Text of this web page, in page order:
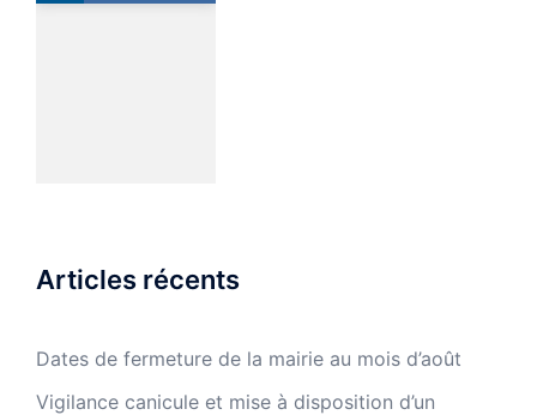
Articles récents
Dates de fermeture de la mairie au mois d’août
Vigilance canicule et mise à disposition d’un